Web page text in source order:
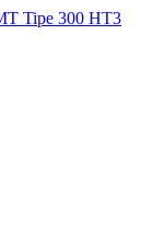
Tipe 300 HT3